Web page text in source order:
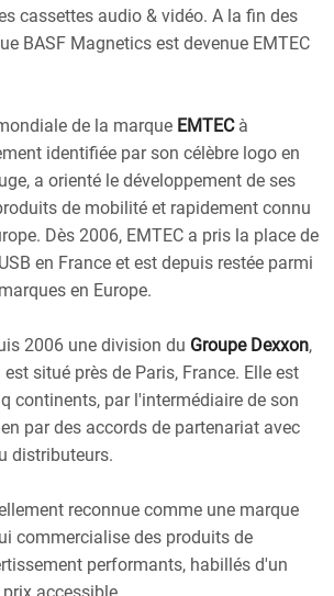
cassettes audio & vidéo. A la fin des
BASF Magnetics est devenue EMTEC
de la marque EMTECà
identifiée par son célèbre logo en
a orienté le développement de ses
de mobilité et rapidement connu
Dès 2006, EMTEC a pris la place de
en France et est depuis restée parmi
en Europe.
2006 une division du Groupe Dexxon,
situé près de Paris, France. Elle est
continents, par l'intermédiaire de son
par des accords de partenariat avec
distributeurs.
reconnue comme une marque
commercialise des produits de
performants, habillés d'un